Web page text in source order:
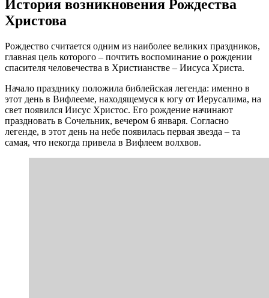
История возникновения Рождества
Христова
Рождество считается одним из наиболее великих праздников,
главная цель которого – почтить воспоминание о рождении
спасителя человечества в Христианстве – Иисуса Христа.
Начало празднику положила библейская легенда: именно в
этот день в Вифлееме, находящемуся к югу от Иерусалима, на
свет появился Иисус Христос. Его рождение начинают
праздновать в Сочельник, вечером 6 января. Согласно
легенде, в этот день на небе появилась первая звезда – та
самая, что некогда привела в Вифлеем волхвов.